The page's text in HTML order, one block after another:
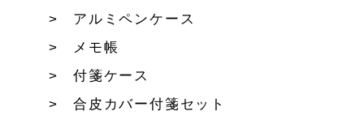
アルミペンケース
メモ帳
付箋ケース
合皮カバー付箋セット